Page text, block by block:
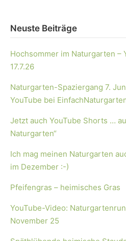
Neuste Beiträge
Hochsommer im Naturgarten –
17.7.26
Naturgarten-Spaziergang 7.
YouTube bei
Jetzt auch YouTube Shorts …
Naturgarten“
Ich mag meinen Naturgarten
im Dezember :-)
Pfeifengras – heimisches Gras
YouTube-Video:
November 25